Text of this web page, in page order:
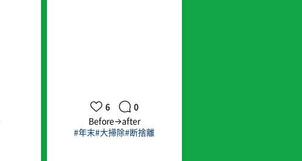
6
0
Before→after
#年末#大掃除#断捨離